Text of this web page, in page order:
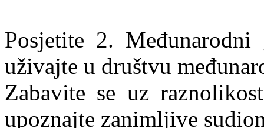
Posjetite 2.
uživajte u društvu
Zabavite se uz
upoznajte zanimljive